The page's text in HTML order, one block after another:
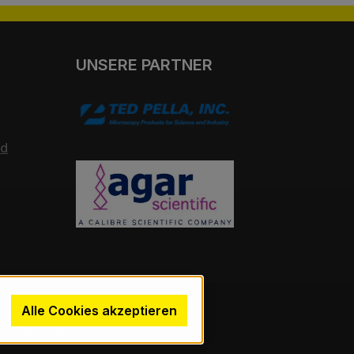
UNSERE PARTNER
nicht anders angegeben.
Theme by
Alle Cookies akzeptieren